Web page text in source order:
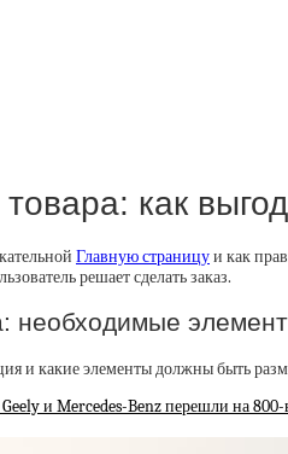
как
Главную страницуи как
решает сделать заказ.
необходимые
и какие элементы должны быть
и Mercedes-Benz перешли на